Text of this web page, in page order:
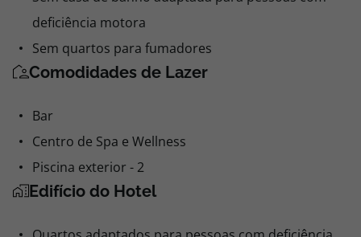
0,00€ por pessoa
Comprar
Pequeno Almoço
Não reembolsável
motora
Sem casa de banho adaptada para pessoas com
deficiência motora
Sem quartos para fumadores
Bar
Centro de Spa e Wellness
Piscina exterior - 2
Edifício do Hotel